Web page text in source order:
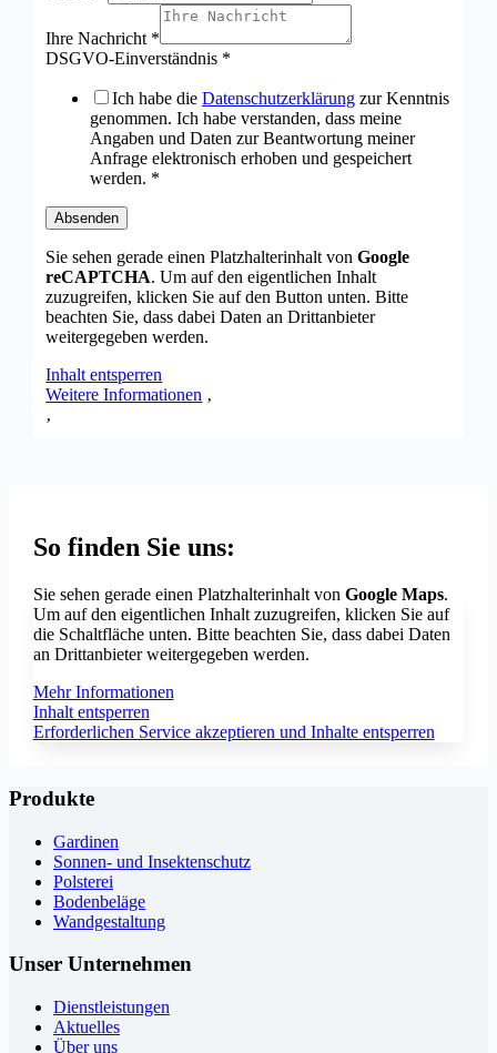
Ihre Nachricht *
DSGVO-Einverständnis *
Ich habe dieDatenschutzerklärung zur Kenntnis
genommen. Ich habe verstanden, dass meine
Angaben und Daten zur Beantwortung meiner
Anfrage elektronisch erhoben und gespeichert
werden. *
Absenden
Sie sehen gerade einen Platzhalterinhalt vonGoogle
reCAPTCHA. Um auf den eigentlichen Inhalt
zuzugreifen, klicken Sie auf den Button unten. Bitte
beachten Sie, dass dabei Daten an Drittanbieter
weitergegeben werden.
Inhalt entsperren
Weitere Informationen ‚
‚
So finden Sie uns:
Sie sehen gerade einen Platzhalterinhalt von Google Maps.
Um auf den eigentlichen Inhalt zuzugreifen, klicken Sie auf
die Schaltfläche unten. Bitte beachten Sie, dass dabei Daten
an Drittanbieter weitergegeben werden.
Mehr Informationen
Inhalt entsperren
Erforderlichen Service akzeptieren und Inhalte entsperren
Produkte
Gardinen
Sonnen- und Insektenschutz
Polsterei
Bodenbeläge
Wandgestaltung
Unser Unternehmen
Dienstleistungen
Aktuelles
Über uns